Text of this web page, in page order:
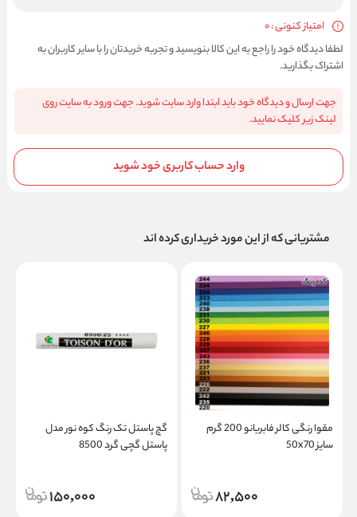
امتیاز کنونی : 0
لطفا دیدگاه خود را راجع به این کالا بنویسید و تجربه خریدتان را با سایر کاربران به
اشتراک بگذارید.
جهت ارسال و دیدگاه خود باید ابتدا وارد سایت شوید. جهت ورود به سایت روی
لینک زیر کلیک نمایید.
وارد حساب کاربری خود شوید
مشتریانی که از این مورد خریداری کرده اند
مقوا رنگی کالر فابریانو 200 گرم
سایز 50x70
82,500
گچ پاستل تک رنگ کوه نور مدل
پاستل گچی گرد 8500
150,000